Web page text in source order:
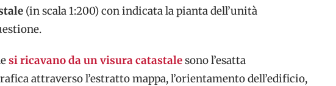
(in scala 1:200) con indicata la pianta dell’unità
si ricavano da un visura catastalesono l’esatta
attraverso l’estratto mappa, l’orientamento dell’edificio,